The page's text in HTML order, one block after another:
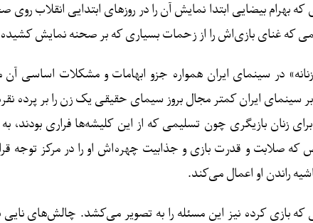
بهرام بیضایی ابتدا نمایش آن را در روزهای ابتدایی انقلاب روی
که غنای بازی‌اش را از زحمات بسیاری که بر صحنه نمایش
زنانه» در سینمای ایران همواره جزو ابهامات و مشکلات
سینمای ایران کمتر مجال بروز سیمای حقیقی یک زن را بر پرده
زنان بازیگری چون تسلیمی که از این کلیشه‌ها فراری
صلابت و قدرت بازی و جذابیت چهره‌اش او را در مرکز توجه
راندن او اعمال می‌کند.
بازی کرده نیز این مسئله را به تصویر می‌کشد. چالش‌های نایی